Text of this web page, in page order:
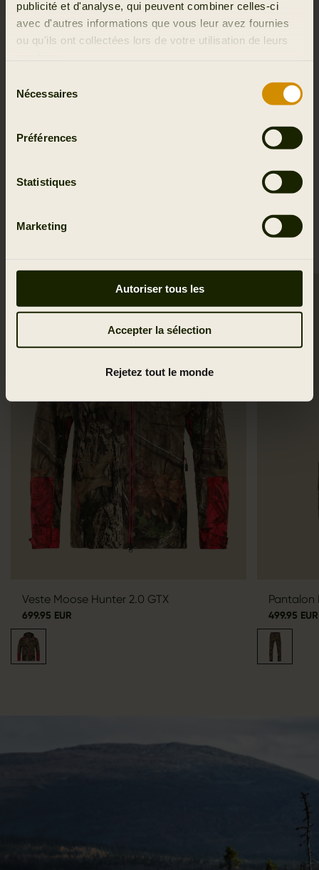
publicité et d'analyse, qui peuvent combiner celles-ci
avec d'autres informations que vous leur avez fournies
ou qu'ils ont collectées lors de votre utilisation de leurs
Nécessaires
Préférences
Statistiques
Marketing
Autoriser tous les
Accepter la sélection
Rejetez tout le monde
Détails et fonctionnalités
Tissus
Reviews
VÊTEMENTS SIMILAIRES
Veste Moose Hunter 2.0 GTX
699.95 EUR
Pantalon
499.95 EUR